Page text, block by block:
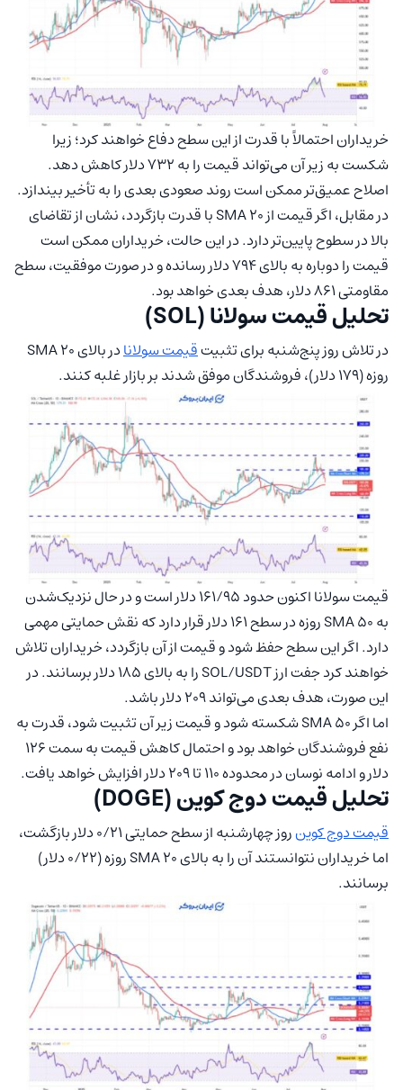
خریداران احتمالاً با قدرت از این سطح دفاع خواهند کرد؛ زیرا
شکست به زیر آن می‌تواند قیمت را به ۷۳۲ دلار کاهش دهد.
اصلاح عمیق‌تر ممکن است روند صعودی بعدی را به تأخیر بیندازد.
در مقابل، اگر قیمت از SMA 20 با قدرت بازگردد، نشان از تقاضای
بالا در سطوح پایین‌تر دارد. در این حالت، خریداران ممکن است
قیمت را دوباره به بالای ۷۹۴ دلار رسانده و در صورت موفقیت، سطح
مقاومتی ۸۶۱ دلار، هدف بعدی خواهد بود.
تحلیل قیمت سولانا (SOL)
در تلاش روز پنج‌شنبه برای تثبیتقیمت سولانا
در بالای SMA 20
روزه (۱۷۹ دلار)، فروشندگان موفق شدند بر بازار غلبه کنند.
قیمت سولانا اکنون حدود ۱۶۱/۹۵ دلار است و در حال نزدیک‌شدن
به SMA 50 روزه در سطح ۱۶۱ دلار قرار دارد که نقش حمایتی مهمی
دارد. اگر این سطح حفظ شود و قیمت از آن بازگردد، خریداران تلاش
خواهند کرد جفت ارز SOL/USDT را به بالای ۱۸۵ دلار برسانند. در
این صورت، هدف بعدی می‌تواند ۲۰۹ دلار باشد.
اما اگر SMA 50 شکسته شود و قیمت زیر آن تثبیت شود، قدرت به
نفع فروشندگان خواهد بود و احتمال کاهش قیمت به سمت ۱۲۶
دلار و ادامه نوسان در محدوده ۱۱۰ تا ۲۰۹ دلار افزایش خواهد یافت.
تحلیل قیمت دوج کوین (DOGE)
قیمت دوج کوین
روز چهارشنبه از سطح حمایتی ۰/۲۱ دلار بازگشت،
اما خریداران نتوانستند آن را به بالای SMA 20 روزه (۰/۲۲ دلار)
برسانند.